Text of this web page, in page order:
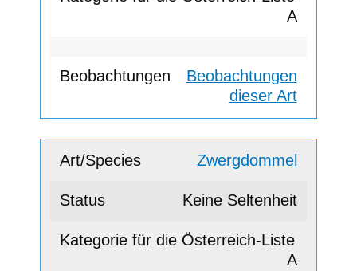
A
Beobachtungen
dieser Art
Zwergdommel
Keine Seltenheit
A